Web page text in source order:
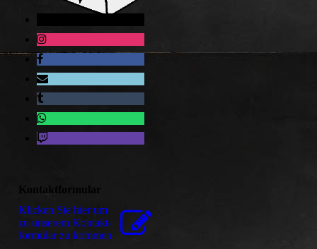
Kontaktformular
Klicken Sie hier um
zu unserem Kon­takt­
for­mu­lar zu kommen